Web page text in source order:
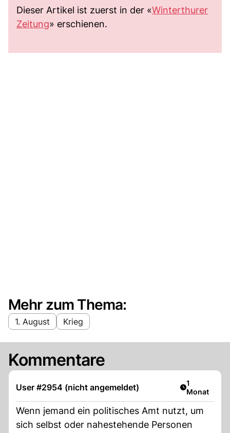
Dieser Artikel ist zuerst in der «Winterthurer
Zeitung» erschienen.
Mehr zum Thema:
1. August Krieg
Kommentare
User #2954 (nicht angemeldet) Artikel
1
Monat
Wenn jemand ein politisches Amt nutzt, um
sich selbst oder nahestehende Personen